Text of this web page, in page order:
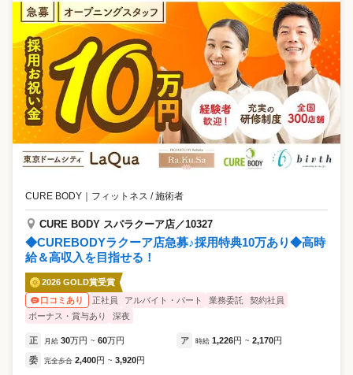
CURE BODY フィットネス / 施術者
CURE BODY スパラクーア店／10327
◆CUREBODYラクーア店急募♪採用特典10万あり◆高時
給＆高収入を目指せる！
2026 GOLD賞受賞
口コミあり
正社員 アルバイト・パート 業務委託
契約社員
ボーナス・賞与あり
深夜
正 月給 30万円 ~ 60万円 ア 時給 1,226円 ~ 2,170円
委 完全歩合 2,400円 ~ 3,920円